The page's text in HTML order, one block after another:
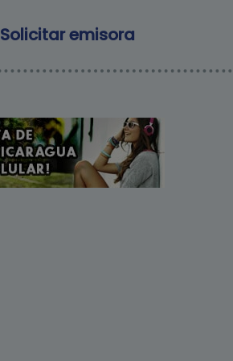
Main navigation
Solicitar emisora